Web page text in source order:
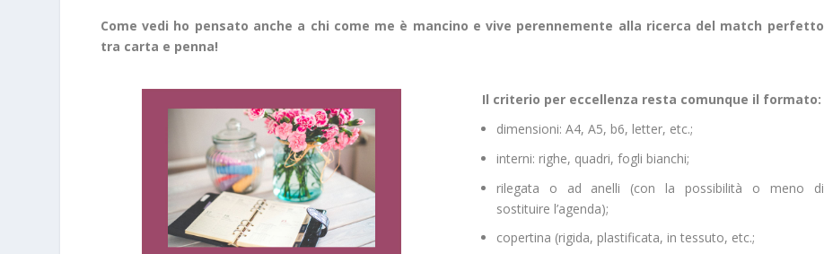
Come vedi ho pensato anche a chi come me è mancino e vive perennemente alla ricerca del match perfetto
tra carta e penna!
Il criterio per eccellenza resta comunque il formato:
dimensioni: A4, A5, b6, letter, etc.;
interni: righe, quadri, fogli bianchi;
rilegata o ad anelli (con la possibilità o meno di
sostituire l’agenda);
copertina (rigida, plastificata, in tessuto, etc.;